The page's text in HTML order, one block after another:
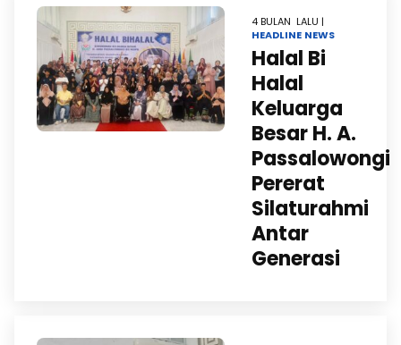
4 BULAN LALU |
HEADLINE NEWS
Halal Bi
Halal
Keluarga
Besar H. A.
Passalowongi
Pererat
Silaturahmi
Antar
Generasi